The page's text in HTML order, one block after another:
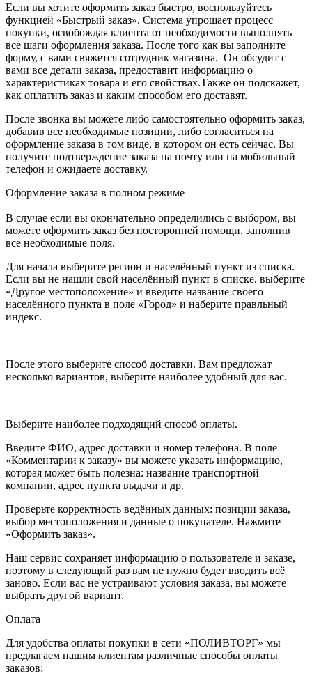
Если вы хотите оформить заказ быстро, воспользуйтесь
функцией «Быстрый заказ». Система упрощает процесс
покупки, освобождая клиента от необходимости выполнять
все шаги оформления заказа. После того как вы заполните
форму, с вами свяжется сотрудник магазина. Он обсудит с
вами все детали заказа, предоставит информацию о
характеристиках товара и его свойствах.Также он подскажет,
как оплатить заказ и каким способом его доставят.
После звонка вы можете либо самостоятельно оформить заказ,
добавив все необходимые позиции, либо согласиться на
оформление заказа в том виде, в котором он есть сейчас. Вы
получите подтверждение заказа на почту или на мобильный
телефон и ожидаете доставку.
Оформление заказа в полном режиме
В случае если вы окончательно определились с выбором, вы
можете оформить заказ без посторонней помощи, заполнив
все необходимые поля.
Для начала выберите регион и населённый пункт из списка.
Если вы не нашли свой населённый пункт в списке, выберите
«Другое местоположение» и введите название своего
населённого пункта в поле «Город» и наберите правльный
индекс.
После этого выберите способ доставки. Вам предложат
несколько вариантов, выберите наиболее удобный для вас.
Выберите наиболее подходящий способ оплаты.
Введите ФИО, адрес доставки и номер телефона. В поле
«Комментарии к заказу» вы можете указать информацию,
которая может быть полезна: название транспортной
компании, адрес пункта выдачи и др.
Проверьте корректность ведённых данных: позиции заказа,
выбор местоположения и данные о покупателе. Нажмите
«Оформить заказ».
Наш сервис сохраняет информацию о пользователе и заказе,
поэтому в следующий раз вам не нужно будет вводить всё
заново. Если вас не устраивают условия заказа, вы можете
выбрать другой вариант.
Оплата
Для удобства оплаты покупки в сети «ПОЛИВТОРГ» мы
предлагаем нашим клиентам различные способы оплаты
заказов: